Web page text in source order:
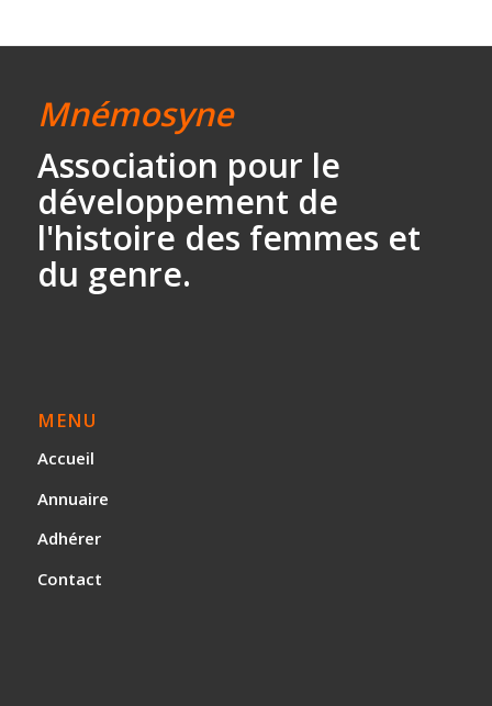
Mnémosyne
Association pour le
développement de
l'histoire des femmes et
du genre.
MENU
Accueil
Annuaire
Adhérer
Contact